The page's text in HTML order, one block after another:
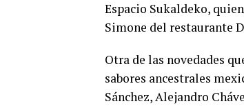
Espacio Sukaldeko,
Simone del restaurante
Otra de las novedades
sabores ancestrales
Sánchez, Alejandro